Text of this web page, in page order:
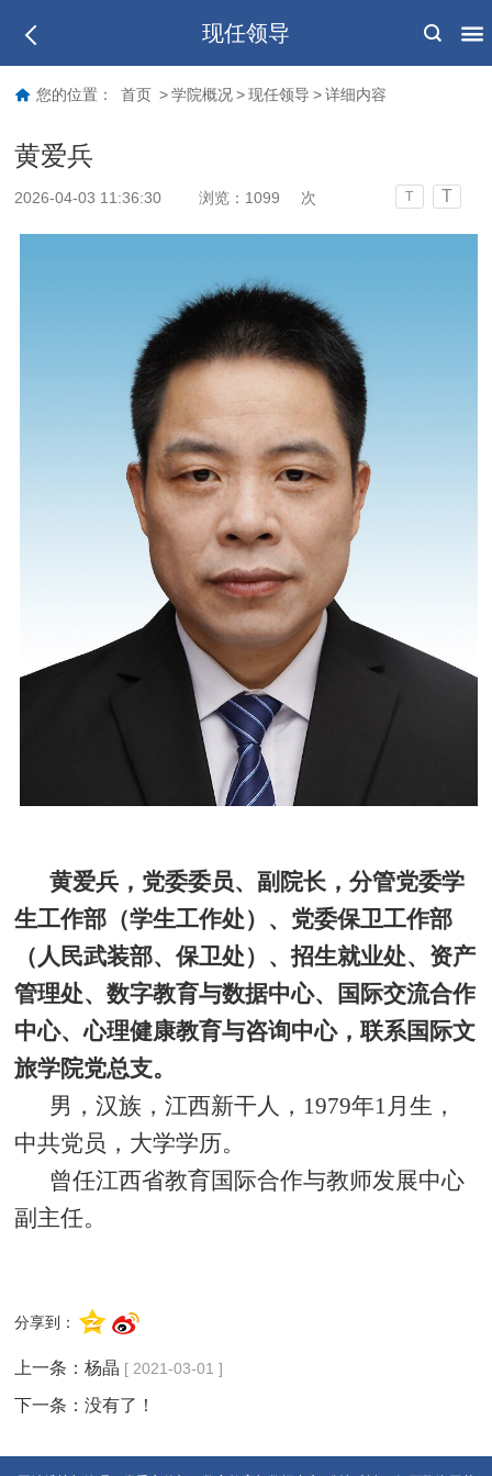
现任领导
您的位置： 首页 > 学院概况 > 现任领导 > 详细内容
黄爱兵
2026-04-03 11:36:30 浏览： 1099 次 T T
黄爱兵， 党委委员、副院长，分管党委学
生工作部（学生工作处） 、党委保卫工作部
（人民武装部、保卫处） 、招生就业处、资产
管理处、数字教育与数据中心、国际交流合作
中心、心理健康教育与咨询中心，联系国际文
旅学院党总支。
男，汉族，江西新干人，1979年1月生，
中共党员，大学学历。
曾任江西省教育国际合作与教师发展中心
副主任。
分享到：
上一条：杨晶 [ 2021-03-01 ]
下一条：没有了！